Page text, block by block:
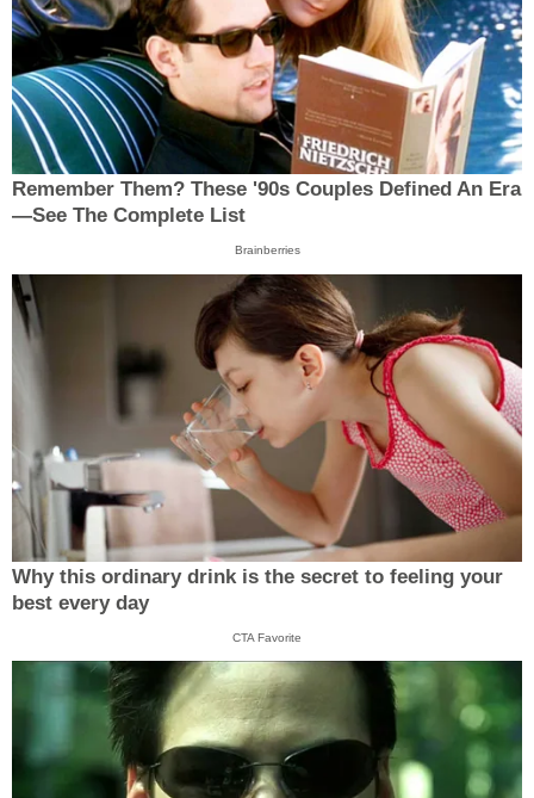
Remember Them? These '90s Couples Defined An Era
—See The Complete List
Brainberries
Why this ordinary drink is the secret to feeling your
best every day
CTA Favorite